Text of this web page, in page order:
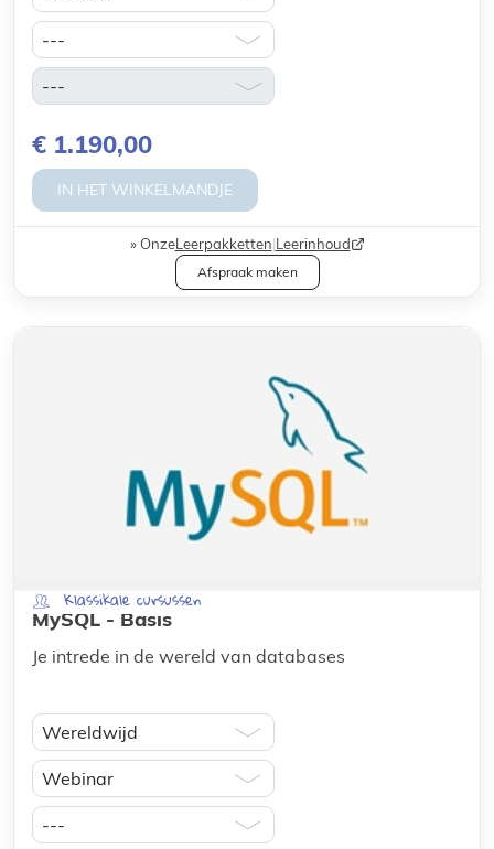
€ 1.190,00
IN HET WINKELMANDJE
OnzeLeerpakketten|Leerinhoud
Afspraak maken
Klassikale cursussen
MySQL - Basis
Je intrede in de wereld van databases